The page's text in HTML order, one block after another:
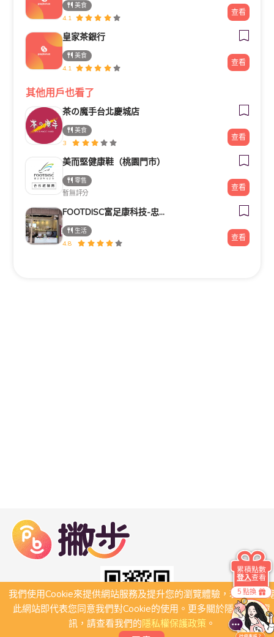
美食
4.1
查看
皇家茶銀行
美食
4.1
查看
其他用戶也看了
茶の魔手台北慶城店
美食
3
查看
美而堅健康鞋（桃園門市）
零售
暫無評分
查看
FOOTDISC富足康科技-忠孝直營門市
生活
4.8
查看
我們使用Cookie來提供網站服務及提升您的瀏覽體驗，若繼續瀏
此網站即代表您同意我們對Cookie的使用。更多關於隱私保護資
訊，請查看我們的隱私權保護政策。
5 點換
累積點數
登入查看